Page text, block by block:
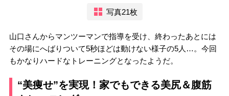
写真21枚
山口さんからマンツーマンで指導を受け、終わったあとには
その場にへばりついて5秒ほどは動けない様子の5人…。今回
もかなりハードなトレーニングとなったようだ。
“美痩せ”を実現！家でもできる美尻＆腹筋